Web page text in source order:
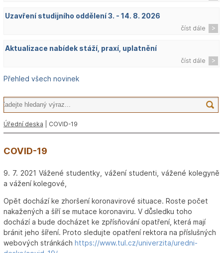
Uzavření studijního oddělení 3. - 14. 8. 2026
číst dále
Aktualizace nabídek stáží, praxí, uplatnění
číst dále
Přehled všech novinek
Úřední deska | COVID-19
COVID-19
9. 7. 2021 Vážené studentky, vážení studenti, vážené kolegyně
a vážení kolegové,
Opět dochází ke zhoršení koronavirové situace. Roste počet
nakažených a šíří se mutace koronaviru. V důsledku toho
dochází a bude docházet ke zpřísňování opatření, která mají
bránit jeho šíření. Proto sledujte opatření rektora na příslušných
webových stránkách https://www.tul.cz/univerzita/uredni-